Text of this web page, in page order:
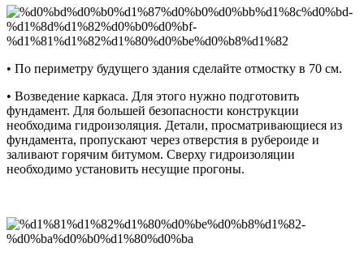
• По периметру будущего здания сделайте отмостку в 70 см.
• Возведение каркаса. Для этого нужно подготовить
фундамент. Для большей безопасности конструкции
необходима гидроизоляция. Детали, просматривающиеся из
фундамента, пропускают через отверстия в рубероиде и
заливают горячим битумом. Сверху гидроизоляции
необходимо установить несущие прогоны.